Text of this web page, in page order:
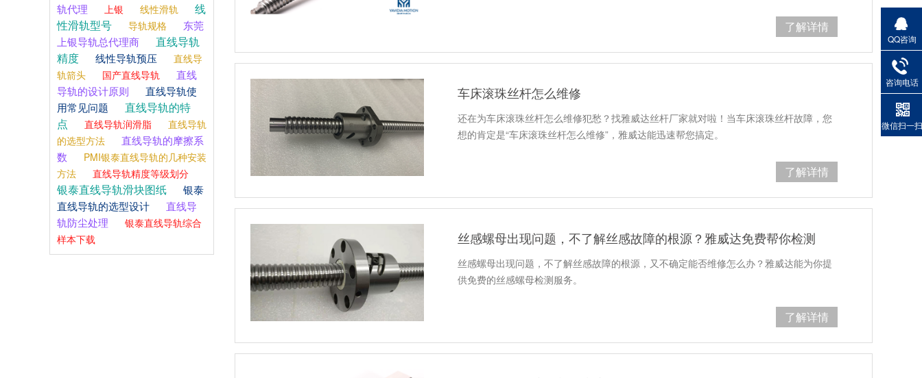
了解详情
车床滚珠丝杆怎么维修
还在为车床滚珠丝杆怎么维修犯愁？找雅威达丝杆厂家就对啦！当车床滚珠丝杆故障，您
想的肯定是“车床滚珠丝杆怎么维修”，雅威达能迅速帮您搞定。
了解详情
丝感螺母出现问题，不了解丝感故障的根源？雅威达免费帮你检测
丝感螺母出现问题，不了解丝感故障的根源，又不确定能否维修怎么办？雅威达能为你提
供免费的丝感螺母检测服务。
了解详情
轨代理
上银 线性滑轨
线
性滑轨型号
导轨规格
东莞
上银导轨总代理商
直线导轨
精度
线性导轨预压
直线导
轨箭头
国产直线导轨
直线
导轨的设计原则
直线导轨使
用常见问题
直线导轨的特
点
直线导轨润滑脂
直线导轨
的选型方法
直线导轨的摩擦系
数
PMI银泰直线导轨的几种安装
方法
直线导轨精度等级划分
银泰直线导轨滑块图纸
银泰
直线导轨的选型设计
直线导
轨防尘处理
银泰直线导轨综合
样本下载
QQ咨询
咨询电话
微信扫一扫